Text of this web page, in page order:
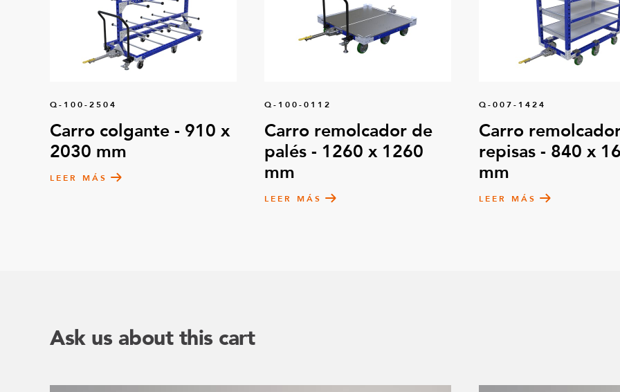
Q-100-2504
Carro colgante - 910 x
2030 mm
LEER MÁS
Q-100-0112
Carro remolcador de
palés - 1260 x 1260
mm
LEER MÁS
Q-007-1424
Carro
repisas - 840 x
mm
LEER MÁS
Ask us about this cart